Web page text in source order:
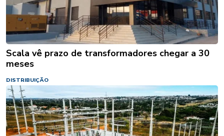
Scala vê prazo de transformadores chegar a 30
meses
DISTRIBUIÇÃO